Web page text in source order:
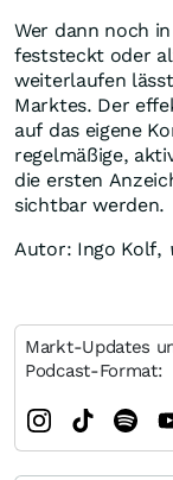
Wer dann noch
feststeckt oder
weiterlaufen
Marktes. Der
auf das eigene
regelmäßige,
die ersten
sichtbar werden.
Autor: Ingo Kolf,
Markt-Updates
Podcast-Format: